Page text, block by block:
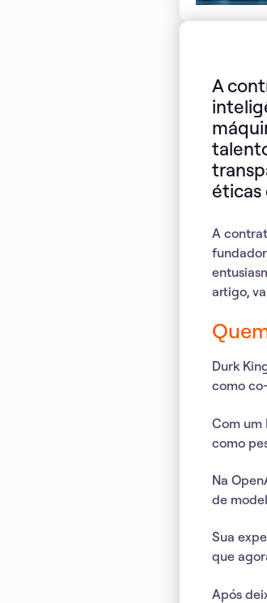
A
éticas
A
artigo,
Durk
como
Com um
como
Na
de
Sua
que
Após